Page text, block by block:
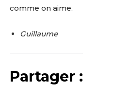
comme on aime.
Guillaume
Partager :